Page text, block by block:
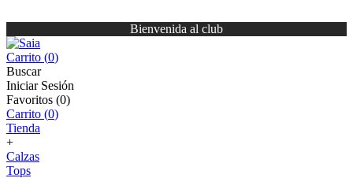
Bienvenida al club
Carrito (0)
Buscar
Iniciar Sesión
Favoritos (0)
Carrito (0)
Tienda
+
Calzas
Tops